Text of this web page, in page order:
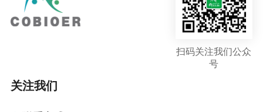
扫码关注我们公众
号
关注我们